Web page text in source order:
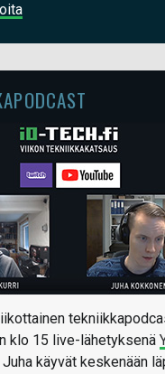
klo 15 live-lähetyksenä
käyvät keskenään